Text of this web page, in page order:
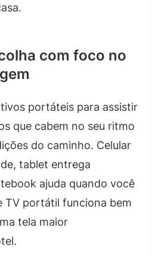
com foco no
portáteis para assistir
que cabem no seu ritmo
do caminho. Celular
tablet entrega
ajuda quando você
TV portátil funciona bem
tela maior